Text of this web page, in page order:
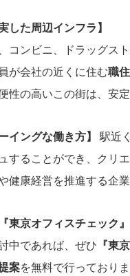
した周辺インフラ】
コンビニ、ドラッグス
が会社の近くに住む職
性の高いこの街は、安
イングな働き方】 駅近
することができ、クリ
健康経営を推進する企
東京オフィスチェック
中であれば、ぜひ 『東
案を無料で行っており